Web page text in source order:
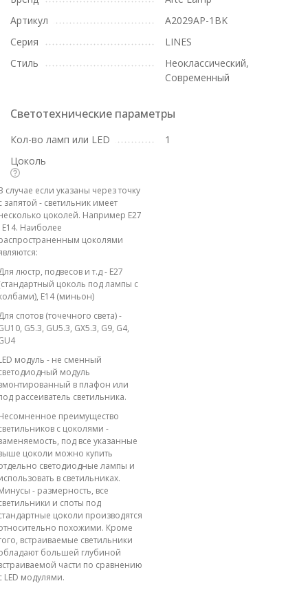
Артикул
A2029AP-1BK
Серия
LINES
Стиль
Неоклассический,
Современный
Светотехнические параметры
Кол-во ламп или LED
1
Цоколь
случае если указаны через точку
запятой - светильник имеет
цоколей. Например E27
E14. Наиболее
цоколями
люстр, подвесов и т.д - E27
цоколь под лампы с
E14 (миньон)
спотов (точечного света) -
G5.3, GU5.3, GX5.3, G9, G4,
модуль - не сменный
модуль
в плафон или
рассеиватель светильника.
преимущество
с цоколями -
под все указанные
цоколи можно купить
светодиодные лампы и
в светильниках.
- размерность, все
и споты под
цоколи производятся
похожими. Кроме
встраиваемые светильники
большей глубиной
части по сравнению
LED модулями.